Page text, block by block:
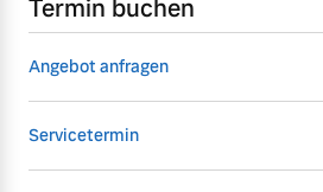
Termin buchen
Angebot anfragen
Servicetermin